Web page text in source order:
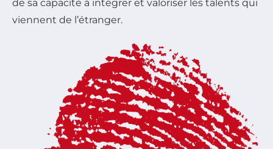
de sa capacité à intégrer et valoriser les talents qui
viennent de l’étranger.